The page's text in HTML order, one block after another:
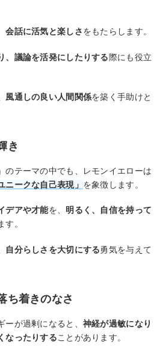
会話に活気と楽しさをもたらします。
、議論を活発にしたりする際にも役立
風通しの良い人間関係を築く手助けと
き
のテーマの中でも、レモンイエローは
ニークな自己表現」 を象徴します。
デアや才能を、 明るく、自信を持って
す。
自分らしさを大切にする勇気を与えて
ち着きのなさ
ーが過剰になると、 神経が過敏になり
なったりすることがあります。